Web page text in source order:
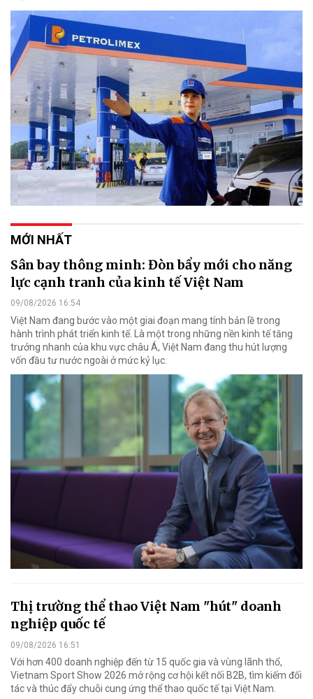
MỚI NHẤT
Sân bay thông minh: Đòn bẩy mới cho năng
lực cạnh tranh của kinh tế Việt Nam
09/08/2026 16:54
Việt Nam đang bước vào một giai đoạn mang tính bản lề trong
hành trình phát triển kinh tế. Là một trong những nền kinh tế tăng
trưởng nhanh của khu vực châu Á, Việt Nam đang thu hút lượng
vốn đầu tư nước ngoài ở mức kỷ lục.
Thị trường thể thao Việt Nam "hút" doanh
nghiệp quốc tế
09/08/2026 16:51
Với hơn 400 doanh nghiệp đến từ 15 quốc gia và vùng lãnh thổ,
Vietnam Sport Show 2026 mở rộng cơ hội kết nối B2B, tìm kiếm đối
tác và thúc đẩy chuỗi cung ứng thể thao quốc tế tại Việt Nam.